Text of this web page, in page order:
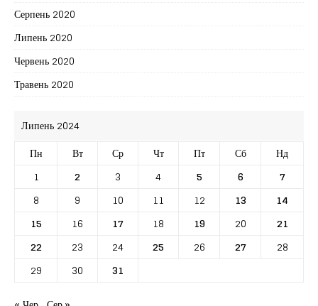
Серпень 2020
Липень 2020
Червень 2020
Травень 2020
Липень 2024
Пн
Вт Ср Чт Пт Сб
Нд
1
2 3 4 5 6
7
8
9 10 11 12 13
14
15
16 17 18 19 20
21
22
23 24 25 26 27
28
29
30
31